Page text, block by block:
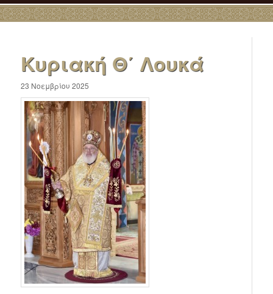
Κυριακή Θ΄ Λουκά
23 Νοεμβρίου 2025